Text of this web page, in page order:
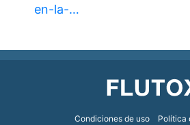
en-la-…
Condiciones de uso
Política